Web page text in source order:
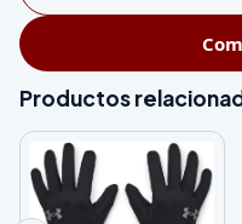
Productos